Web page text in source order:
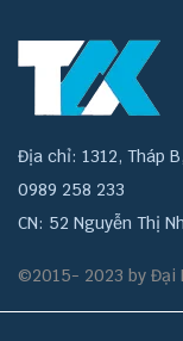
Địa chỉ: 1312, Tháp
0989 258 233
CN: 52 Nguyễn Thị
©2015- 2023 by Đại